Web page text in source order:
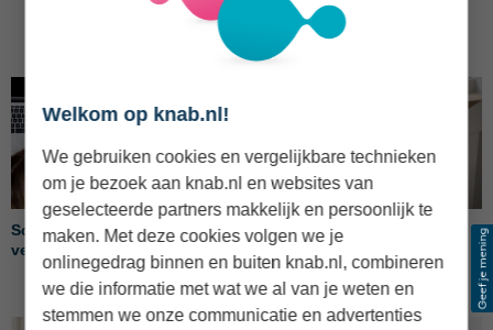
letten?
Scheiden met een koophuis:
verkopen of uitkopen?
Overbruggingskrediet: een
goede tijdelijke oplossing?
Welkom op knab.nl!
We gebruiken cookies en vergelijkbare technieken
om je bezoek aan knab.nl en websites van
geselecteerde partners makkelijk en persoonlijk te
maken. Met deze cookies volgen we je
onlinegedrag binnen en buiten knab.nl, combineren
we die informatie met wat we al van je weten en
stemmen we onze communicatie en advertenties